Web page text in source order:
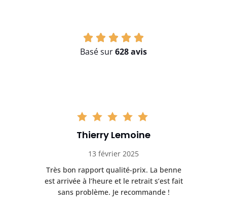
Basé sur628 avis
Thierry Lemoine
13 février 2025
Très bon rapport qualité-prix. La benne
est arrivée à l’heure et le retrait s’est fait
sans problème. Je recommande !